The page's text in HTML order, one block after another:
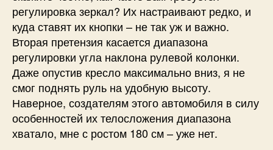
регулировка зеркал? Их настраивают редко, и
куда ставят их кнопки – не так уж и важно.
Вторая претензия касается диапазона
регулировки угла наклона рулевой колонки.
Даже опустив кресло максимально вниз, я не
смог поднять руль на удобную высоту.
Наверное, создателям этого автомобиля в силу
особенностей их телосложения диапазона
хватало, мне с ростом 180 см – уже нет.